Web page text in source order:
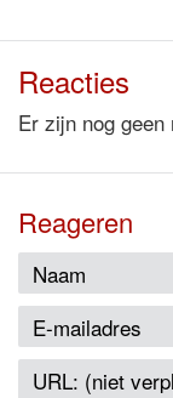
Reacties
Er zijn nog geen
Reageren